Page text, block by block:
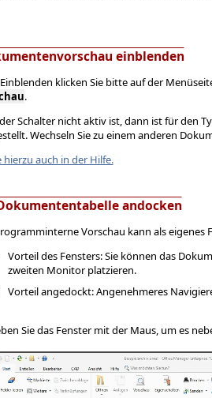
einblenden
klicken Sie bitte auf der
.
Schalter nicht aktiv ist, dann ist für den
Wechseln Sie zu einem anderen
hierzu auch in der Hilfe.
andocken
Vorschau kann als eigenes
Vorteil des Fensters: Sie können das
zweiten Monitor platzieren.
Vorteil angedockt: Angenehmeres
Sie das Fenster mit der Maus, um es